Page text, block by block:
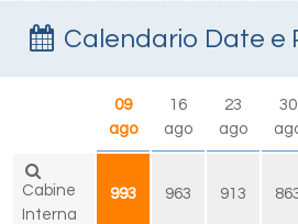
Calendario Date e
09
ago
16
ago
23
ago
30
Cabine
Interna
993 963 913